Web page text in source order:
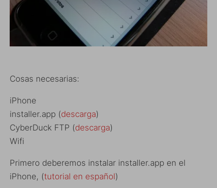
Cosas necesarias:
iPhone
installer.app (descarga)
CyberDuck FTP (descarga)
Wifi
Primero deberemos instalar installer.app en el
iPhone, (tutorial en español)